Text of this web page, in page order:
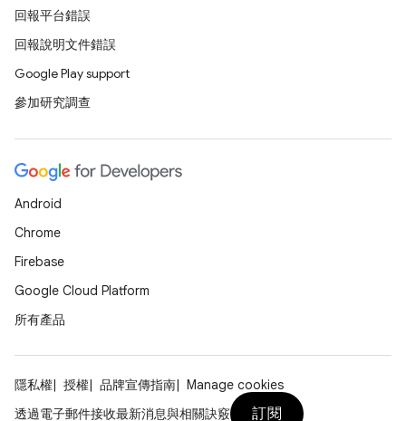
回報平台錯誤
回報說明文件錯誤
Google Play support
參加研究調查
Android
Chrome
Firebase
Google Cloud Platform
所有產品
隱私權 授權 品牌宣傳指南
Manage cookies
透過電子郵件接收最新消息與相關訣竅
訂閱